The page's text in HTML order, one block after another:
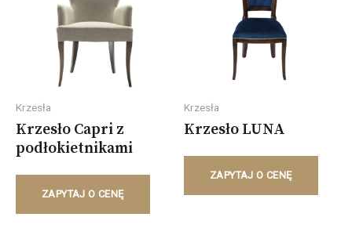
Krzesła
Krzesło Capri z
podłokietnikami
ZAPYTAJ O CENĘ
Krzesła
Krzesło LUNA
ZAPYTAJ O CENĘ